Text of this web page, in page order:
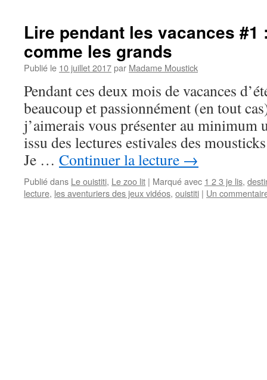
#VendrediOnLit
Lire pendant les vacances
comme les grands
Publié le 10 juillet 2017par Madame Moustick
Pendant ces deux mois de vacances
beaucoup et passionnément (en tout
j’aimerais vous présenter au minimum
issu des lectures estivales des
Je … Continuer la lecture →
Publié dans Le ouistiti, Le zoo lit | Marqué avec 1 2 3 je lis,
lecture, les aventuriers des jeux vidéos, ouistiti | Un